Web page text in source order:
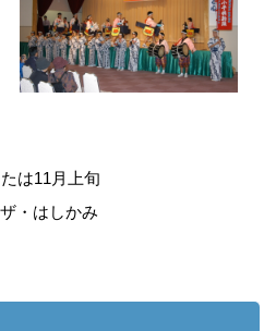
は11月上旬
・はしかみ